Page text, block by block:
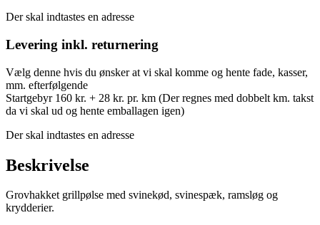
Der skal indtastes en adresse
Levering inkl. returnering
Vælg denne hvis du ønsker at vi skal komme og hente fade, kasser,
mm. efterfølgende
Startgebyr 160 kr. + 28 kr. pr. km (Der regnes med dobbelt km. takst
da vi skal ud og hente emballagen igen)
Der skal indtastes en adresse
Beskrivelse
Grovhakket grillpølse med svinekød, svinespæk, ramsløg og
krydderier.